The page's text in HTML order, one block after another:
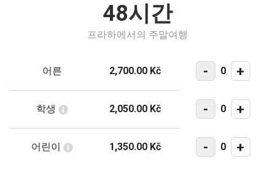
48시간
프라하에서의 주말여행
어른 2,700.00 Kč - 0 +
학생 2,050.00 Kč - 0 +
어린이 1,350.00 Kč - 0 +